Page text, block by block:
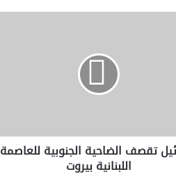
تقصف الضاحية الجنوبية للعاصمة
اللبنانية بيروت